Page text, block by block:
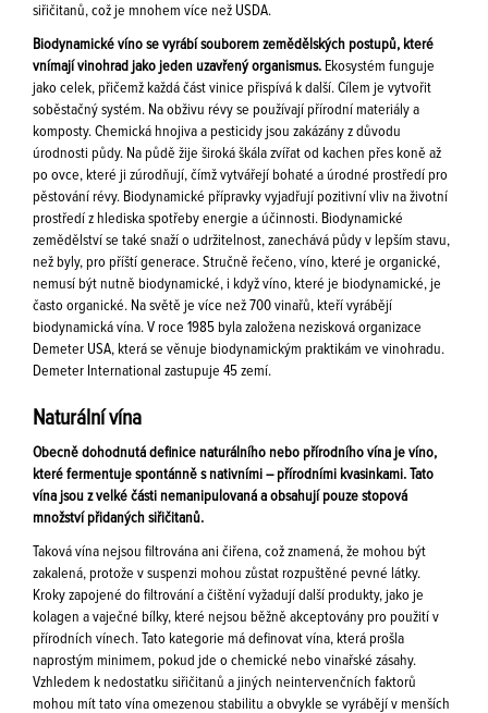
siřičitanů, což je mnohem více než USDA.
Biodynamické víno se vyrábí souborem zemědělských postupů, které
vnímají vinohrad jako jeden uzavřený organismus. Ekosystém funguje
jako celek, přičemž každá část vinice přispívá k další. Cílem je vytvořit
soběstačný systém. Na obživu révy se používají přírodní materiály a
komposty. Chemická hnojiva a pesticidy jsou zakázány z důvodu
úrodnosti půdy. Na půdě žije široká škála zvířat od kachen přes koně až
po ovce, které ji zúrodňují, čímž vytvářejí bohaté a úrodné prostředí pro
pěstování révy. Biodynamické přípravky vyjadřují pozitivní vliv na životní
prostředí z hlediska spotřeby energie a účinnosti. Biodynamické
zemědělství se také snaží o udržitelnost, zanechává půdy v lepším stavu,
než byly, pro příští generace. Stručně řečeno, víno, které je organické,
nemusí být nutně biodynamické, i když víno, které je biodynamické, je
často organické. Na světě je více než 700 vinařů, kteří vyrábějí
biodynamická vína. V roce 1985 byla založena nezisková organizace
Demeter USA, která se věnuje biodynamickým praktikám ve vinohradu.
Demeter International zastupuje 45 zemí.
Naturální vína
Obecně dohodnutá definice naturálního nebo přírodního vína je víno,
které fermentuje spontánně s nativními – přírodními kvasinkami. Tato
vína jsou z velké části nemanipulovaná a obsahují pouze stopová
množství přidaných siřičitanů.
Taková vína nejsou filtrována ani čiřena, což znamená, že mohou být
zakalená, protože v suspenzi mohou zůstat rozpuštěné pevné látky.
Kroky zapojené do filtrování a čištění vyžadují další produkty, jako je
kolagen a vaječné bílky, které nejsou běžně akceptovány pro použití v
přírodních vínech. Tato kategorie má definovat vína, která prošla
naprostým minimem, pokud jde o chemické nebo vinařské zásahy.
Vzhledem k nedostatku siřičitanů a jiných neintervenčních faktorů
mohou mít tato vína omezenou stabilitu a obvykle se vyrábějí v menších